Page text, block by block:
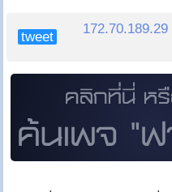
tweet
172.70.189.29